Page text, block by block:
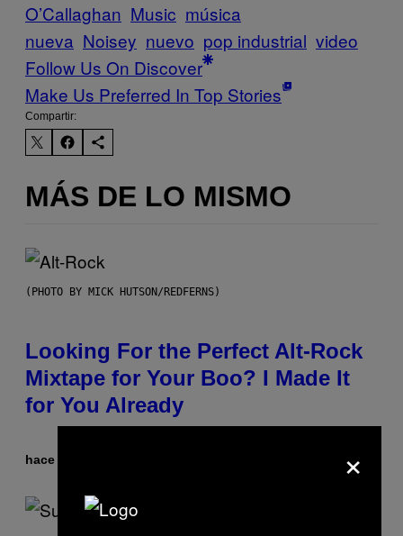
O’Callaghan Music música
nueva Noisey nuevo pop industrial video
Follow Us On Discover
Make Us Preferred In Top Stories
Compartir:
MÁS DE LO MISMO
(PHOTO BY MICK HUTSON/REDFERNS)
Looking For the Perfect Alt-Rock
Mixtape for Your Boo? I Made It
for You Already
hace 4 horas ×